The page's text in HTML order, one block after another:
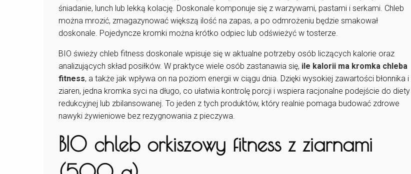
śniadanie, lunch lub lekką kolację. Doskonale komponuje się z warzywami, pastami i serkami. Chleb
można mrozić, zmagazynować większą ilość na zapas, a po odmrożeniu będzie smakował
doskonale. Pojedyncze kromki można krótko odpiec lub odświeżyć w tosterze.
BIO świeży chleb fitness doskonale wpisuje się w aktualne potrzeby osób liczących kalorie oraz
analizujących skład posiłków. W praktyce wiele osób zastanawia się, ile kalorii ma kromka chleba
fitness, a także jak wpływa on na poziom energii w ciągu dnia. Dzięki wysokiej zawartości błonnika i
ziaren, jedna kromka syci na długo, co ułatwia kontrolę porcji i wspiera racjonalne podejście do diety
redukcyjnej lub zbilansowanej. To jeden z tych produktów, który realnie pomaga budować zdrowe
nawyki żywieniowe bez rezygnowania z pieczywa.
BIO chleb orkiszowy fitness z ziarnami